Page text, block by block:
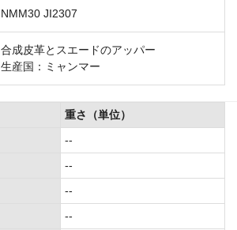
NMM30 JI2307
合成皮革とスエードのアッパー
生産国：ミャンマー
重さ（単位）
--
--
--
--